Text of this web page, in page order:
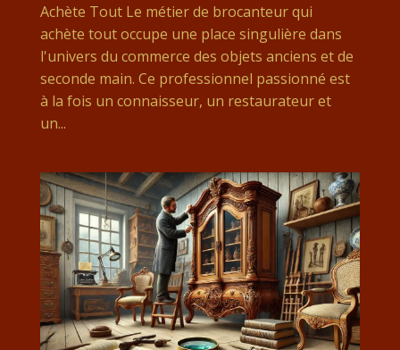
Achète Tout Le métier de brocanteur qui
achète tout occupe une place singulière dans
l'univers du commerce des objets anciens et de
seconde main. Ce professionnel passionné est
à la fois un connaisseur, un restaurateur et
un...